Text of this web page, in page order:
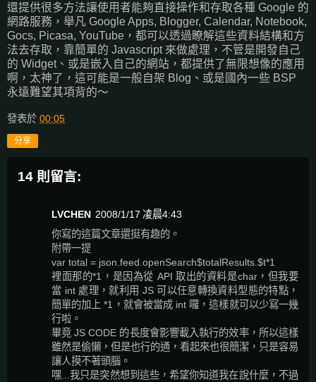
還提供很多方法讓使用者能夠直接操作和存取各種 Google 的
網路服務，舉凡 Google Apps, Blogger, Calendar, Notebook,
Gocs, Picasa, YouTube，都可以透過瞭解這些資料結構和方
法去存取，靠簡單的 Javascript 來做處理，不管是開發自己
的 Widget、或是嵌入自己的網站，都提供了無限想像的應用
啊，太神了，這可能是一般自架 Blog、或是國內一些 BSP
永遠難望其項背的～
發表於 00:05
分享
14 則留言:
LVCHEN 2008/1/17 凌晨4:43
你寫的這篇文章還挺有趣的。
附帶一提
var total = json.feed.openSearch$totalResults.$t*1
裡面那的*1，是因為從 API 取出的資料是char，但我要
當 int 處理，就利用 JS 可以任意轉換資料型態的特點，
簡單的加上 *1，就會被當成 int 囉，這樣就可以少寫一幾
行啦。
畢竟 JS CODE 的長度會影響載入執行的效率，所以這樣
雖然是偷懶，但是也行的通，看起來也很簡潔，只是容易
讓人摸不著頭腦。
嘿...我只是突然想到這些，希望你知道我在說什麼，不過